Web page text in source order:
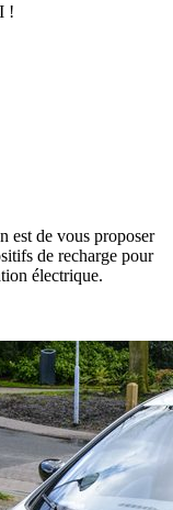
!
est de vous proposer
de recharge pour
électrique.